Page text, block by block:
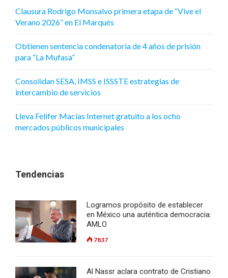
Clausura Rodrigo Monsalvo primera etapa de “Vive el
Verano 2026” en El Marqués
Obtienen sentencia condenatoria de 4 años de prisión
para “La Mufasa”
Consolidan SESA, IMSS e ISSSTE estrategias de
intercambio de servicios
Lleva Felifer Macías Internet gratuito a los ocho
mercados públicos municipales
Tendencias
Logramos propósito de establecer
en México una auténtica democracia:
AMLO
7837
Al Nassr aclara contrato de Cristiano